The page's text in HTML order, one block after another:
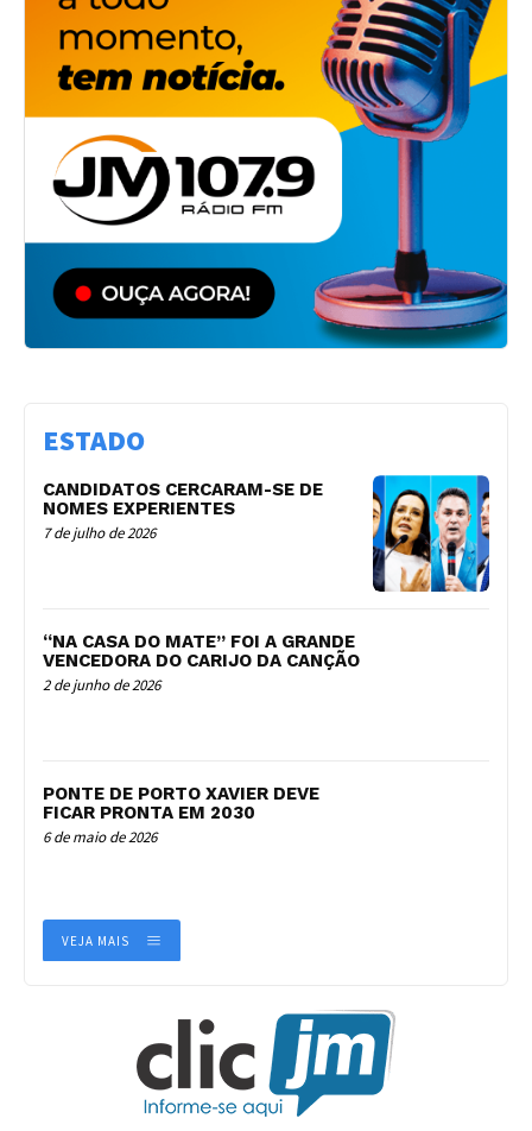
ESTADO
CANDIDATOS CERCARAM-SE DE
NOMES EXPERIENTES
7 de julho de 2026
“NA CASA DO MATE” FOI A GRANDE
VENCEDORA DO CARIJO DA CANÇÃO
2 de junho de 2026
PONTE DE PORTO XAVIER DEVE
FICAR PRONTA EM 2030
6 de maio de 2026
VEJA MAIS